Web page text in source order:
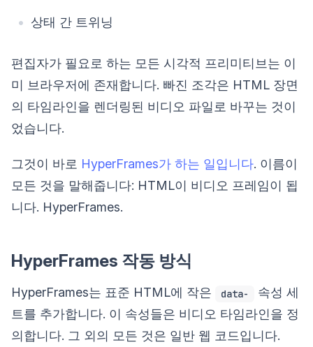
상태 간 트위닝
편집자가 필요로 하는 모든 시각적 프리미티브는 이
미 브라우저에 존재합니다. 빠진 조각은 HTML 장면
의 타임라인을 렌더링된 비디오 파일로 바꾸는 것이
었습니다.
그것이 바로 HyperFrames가 하는 일입니다. 이름이
모든 것을 말해줍니다: HTML이 비디오 프레임이 됩
니다. HyperFrames.
HyperFrames 작동 방식
HyperFrames는 표준 HTML에 작은 data-
속성 세
트를 추가합니다. 이 속성들은 비디오 타임라인을 정
의합니다. 그 외의 모든 것은 일반 웹 코드입니다.